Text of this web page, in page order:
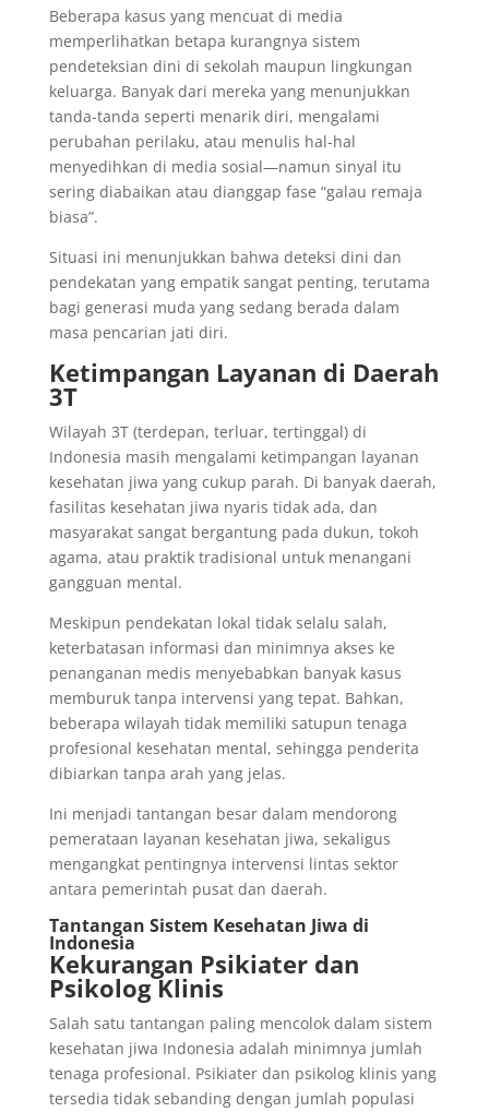
Beberapa kasus yang mencuat di media
memperlihatkan betapa kurangnya sistem
pendeteksian dini di sekolah maupun lingkungan
keluarga. Banyak dari mereka yang menunjukkan
tanda-tanda seperti menarik diri, mengalami
perubahan perilaku, atau menulis hal-hal
menyedihkan di media sosial—namun sinyal itu
sering diabaikan atau dianggap fase “galau remaja
biasa”.
Situasi ini menunjukkan bahwa deteksi dini dan
pendekatan yang empatik sangat penting, terutama
bagi generasi muda yang sedang berada dalam
masa pencarian jati diri.
Ketimpangan Layanan di Daerah
3T
Wilayah 3T (terdepan, terluar, tertinggal) di
Indonesia masih mengalami ketimpangan layanan
kesehatan jiwa yang cukup parah. Di banyak daerah,
fasilitas kesehatan jiwa nyaris tidak ada, dan
masyarakat sangat bergantung pada dukun, tokoh
agama, atau praktik tradisional untuk menangani
gangguan mental.
Meskipun pendekatan lokal tidak selalu salah,
keterbatasan informasi dan minimnya akses ke
penanganan medis menyebabkan banyak kasus
memburuk tanpa intervensi yang tepat. Bahkan,
beberapa wilayah tidak memiliki satupun tenaga
profesional kesehatan mental, sehingga penderita
dibiarkan tanpa arah yang jelas.
Ini menjadi tantangan besar dalam mendorong
pemerataan layanan kesehatan jiwa, sekaligus
mengangkat pentingnya intervensi lintas sektor
antara pemerintah pusat dan daerah.
Tantangan Sistem Kesehatan Jiwa di
Indonesia
Kekurangan Psikiater dan
Psikolog Klinis
Salah satu tantangan paling mencolok dalam sistem
kesehatan jiwa Indonesia adalah minimnya jumlah
tenaga profesional. Psikiater dan psikolog klinis yang
tersedia tidak sebanding dengan jumlah populasi